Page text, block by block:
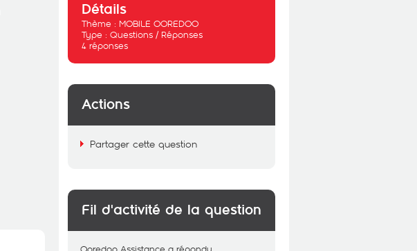
Détails
Thème : MOBILE OOREDOO
Type : Questions / Réponses
4 réponses
Actions
Partager cette question
Fil d'activité de la question